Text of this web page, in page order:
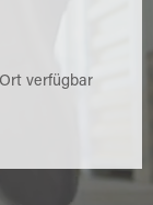
verfügbar